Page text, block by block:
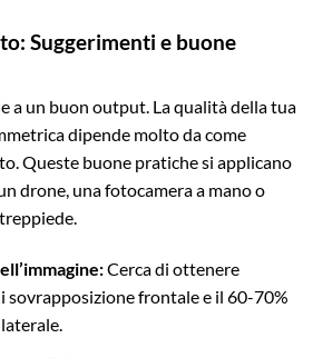
Suggerimenti e buone
a un buon output. La qualità della tua
dipende molto da come
Queste buone pratiche si applicano
drone, una fotocamera a mano o
Cerca di ottenere
sovrapposizione frontale e il 60-70%